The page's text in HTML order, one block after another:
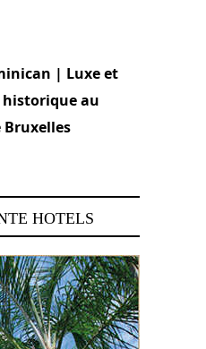
| Luxe et
historique au
HOTELS